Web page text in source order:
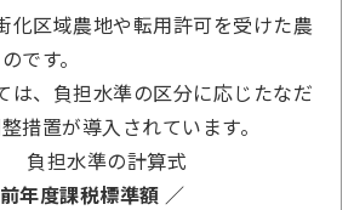
化区域農地や転用許可を受けた農
です。
は、負担水準の区分に応じたなだ
措置が導入されています。
の計算式
標準額 ／